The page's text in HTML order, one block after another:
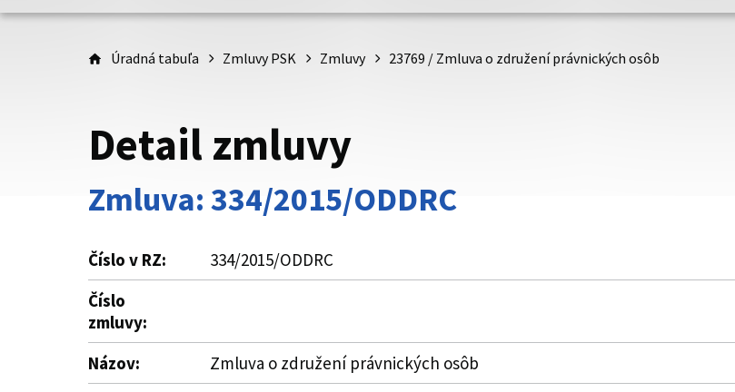
Úradná tabuľa Zmluvy PSK Zmluvy 23769 / Zmluva o združení právnických osôb
Detail zmluvy
Zmluva: 334/2015/ODDRC
Číslo v RZ:
334/2015/ODDRC
Číslo
zmluvy:
Názov:
Zmluva o združení právnických osôb